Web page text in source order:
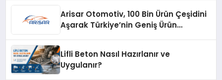
Arisar Otomotiv, 100 Bin Ürün Çeşidini
Aşarak Türkiye’nin Geniş Ürün
Lifli Beton Nasıl Hazırlanır ve
Uygulanır?